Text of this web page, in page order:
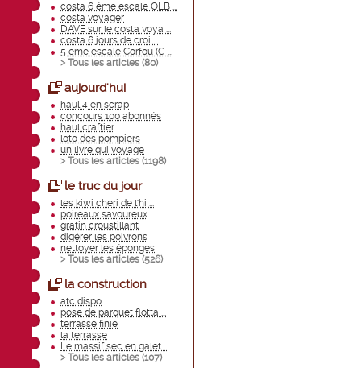
costa 6 éme escale OLB ...
costa voyager
DAVE sur le costa voya ...
costa 6 jours de croi ...
5 éme escale Corfou (G ...
> Tous les articles (80)
aujourd'hui
haul 4 en scrap
concours 100 abonnés
haul craftier
loto des pompiers
un livre qui voyage
> Tous les articles (1198)
le truc du jour
les kiwi cheri de l'hi ...
poireaux savoureux
gratin croustillant
digérer les poivrons
nettoyer les éponges
> Tous les articles (526)
la construction
atc dispo
pose de parquet flotta ...
terrasse finie
la terrasse
Le massif sec en galet ...
> Tous les articles (107)